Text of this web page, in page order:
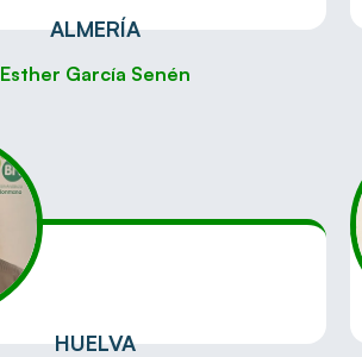
ALMERÍA
Esther García Senén
HUELVA